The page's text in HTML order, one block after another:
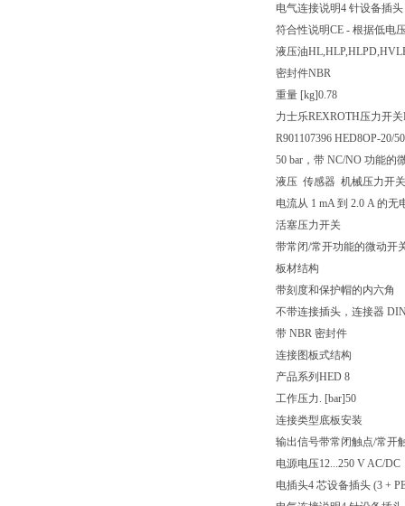
电气连接说明4 针设备插头
符合性说明CE - 根据低电
液压油
密封件NBR
重量 [kg]0.78
力士乐REXROTH压力开
R901107396 HED8OP-20/
50 bar，带 NC/NO 功能的
液压 传感器 机械压力开
电流从 1 mA 到 2.0 A 的
活塞压力开关
带常闭/常开功能的微动开
板材结构
带刻度和保护帽的内六角
不带连接插头，连接器
带 NBR 密封件
连接图板式结构
产品系列 HED 8
工作压力. [bar]50
连接类型底板安装
输出信号带常闭触点/常开
电源电压12...250 V AC/DC
电插头4 芯设备插头 (3 +